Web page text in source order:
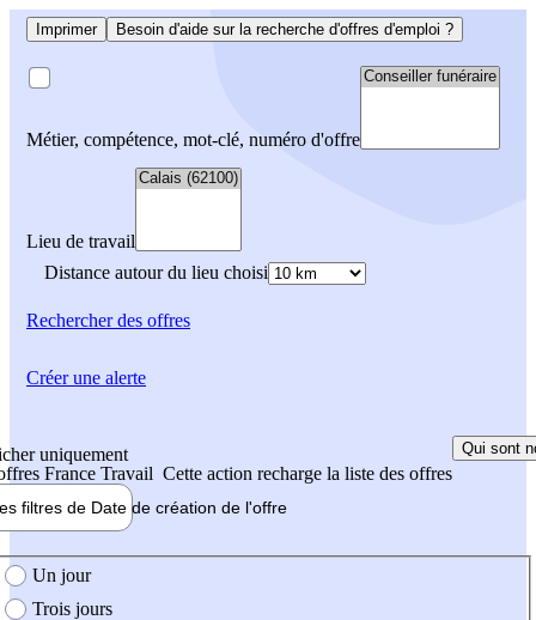
Imprimer Besoin d'aide sur la recherche d'offres d'emploi ?
Métier, compétence, mot-clé, numéro d'offre
Lieu de travail
Distance autour du lieu choisi
Rechercherdes offres
uniquement
France Travail Cette action recharge la liste des offres
Qui sont
filtres de Date de création de l'offre
création de l'offre
Un jour
Trois jours
Créer une alerte